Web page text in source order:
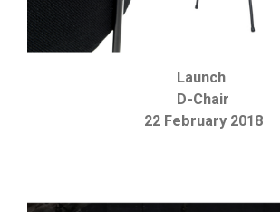
Launch
D-Chair
22 February 2018